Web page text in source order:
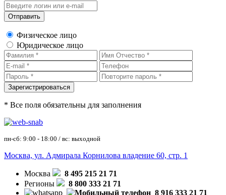
Физическое лицо
Юридическое лицо
* Все поля обязательны для заполнения
пн-сб: 9:00 - 18:00 / вс: выходной
Москва, ул. Адмирала Корнилова владение 60, стр. 1
Москва
8 495 215 21 71
Регионы
8 800 333 21 71
8 916 333 21 71